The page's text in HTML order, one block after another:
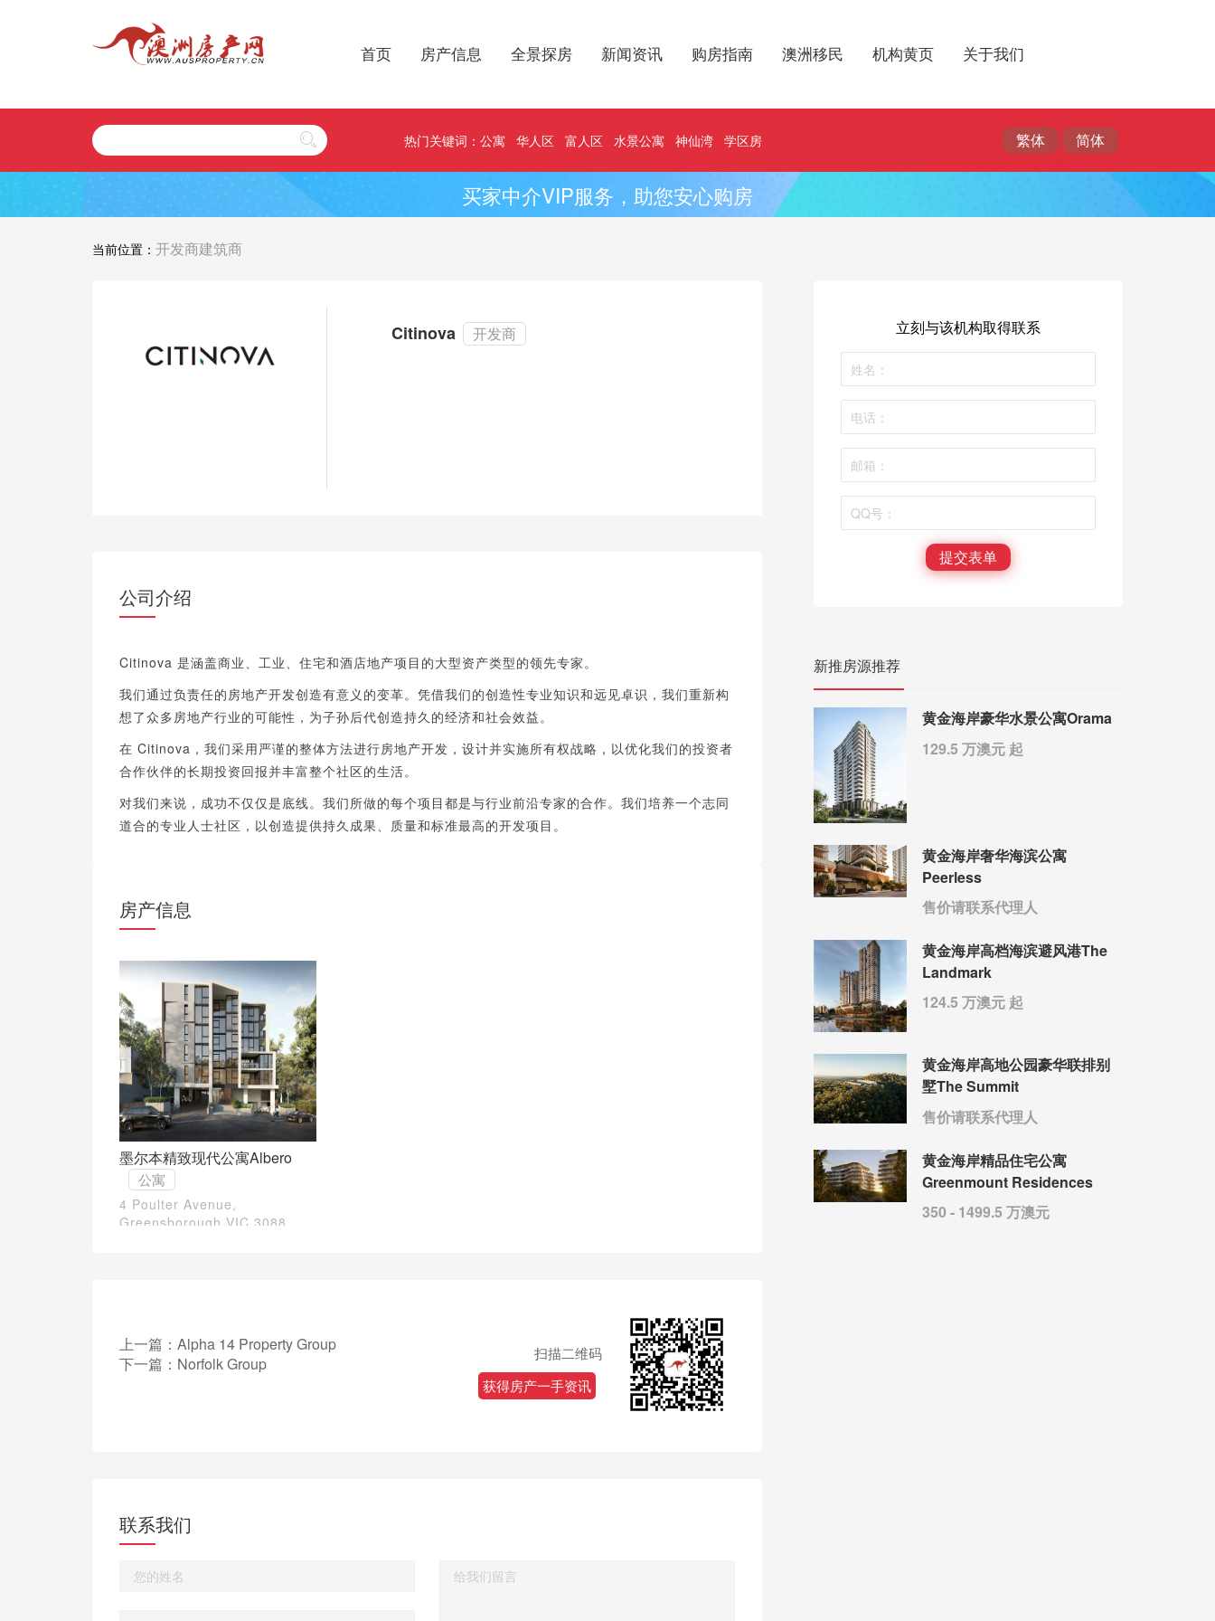
首页 房产信息 全景探房 新闻资讯 购房指南 澳洲移民 机构黄页 关于我们
热门关键词： 公寓 华人区 富人区 水景公寓 神仙湾 学区房
买家中介VIP服务，助您安心购房
当前位置： 开发商建筑商
Citinova 开发商
公司介绍
Citinova 是涵盖商业、工业、住宅和酒店地产项目的大型资产类型的领先专家。
我们通过负责任的房地产开发创造有意义的变革。凭借我们的创造性专业知识和远见卓识，我们重新构
想了众多房地产行业的可​​能性，为子孙后代创造持久的经济和社会效益。
在 Citinova，我们采用严谨的整体方法进行房地产开发，设计并实施所有权战略，以优化我们的投资者
合作伙伴的长期投资回报并丰富整个社区的生活。
对我们来说，成功不仅仅是底线。我们所做的每个项目都是与行业前沿专家的合作。我们培养一个志同
道合的专业人士社区，以创造提供持久成果、质量和标准最高的开发项目。
房产信息
墨尔本精致现代公寓Albero
公寓
4 Poulter Avenue,
Greensborough VIC 3088
上一篇： Alpha 14 Property Group
下一篇： Norfolk Group
扫描二维码
获得房产一手资讯
联系我们
立刻与该机构取得联系
提交表单
新推房源推荐
黄金海岸豪华水景公寓Orama
129.5 万澳元 起
黄金海岸奢华海滨公寓
Peerless
售价请联系代理人
黄金海岸高档海滨避风港The
Landmark
124.5 万澳元 起
黄金海岸高地公园豪华联排别
墅The Summit
售价请联系代理人
黄金海岸精品住宅公寓
Greenmount Residences
350 - 1499.5 万澳元